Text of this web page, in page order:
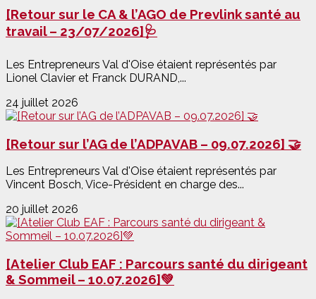
[Retour sur le CA & l’AGO de Prevlink santé au
travail – 23/07/2026]🩺
Les Entrepreneurs Val d'Oise étaient représentés par
Lionel Clavier et Franck DURAND,...
24 juillet 2026
[Retour sur l’AG de l’ADPAVAB – 09.07.2026] 🤝
Les Entrepreneurs Val d'Oise étaient représentés par
Vincent Bosch, Vice-Président en charge des...
20 juillet 2026
[Atelier Club EAF : Parcours santé du dirigeant
& Sommeil – 10.07.2026]💚